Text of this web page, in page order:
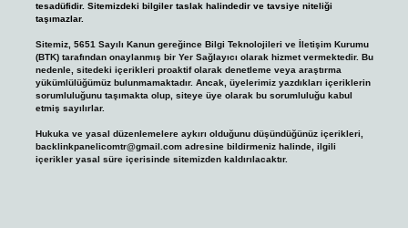
tesadüfidir. Sitemizdeki bilgiler taslak halindedir ve tavsiye niteliği
taşımazlar.
Sitemiz, 5651 Sayılı Kanun gereğince Bilgi Teknolojileri ve İletişim Kurumu
(BTK) tarafından onaylanmış bir Yer Sağlayıcı olarak hizmet vermektedir. Bu
nedenle, sitedeki içerikleri proaktif olarak denetleme veya araştırma
yükümlülüğümüz bulunmamaktadır. Ancak, üyelerimiz yazdıkları içeriklerin
sorumluluğunu taşımakta olup, siteye üye olarak bu sorumluluğu kabul
etmiş sayılırlar.
Hukuka ve yasal düzenlemelere aykırı olduğunu düşündüğünüz içerikleri,
backlinkpanelicomtr@gmail.comadresine bildirmeniz halinde, ilgili
içerikler yasal süre içerisinde sitemizden kaldırılacaktır.